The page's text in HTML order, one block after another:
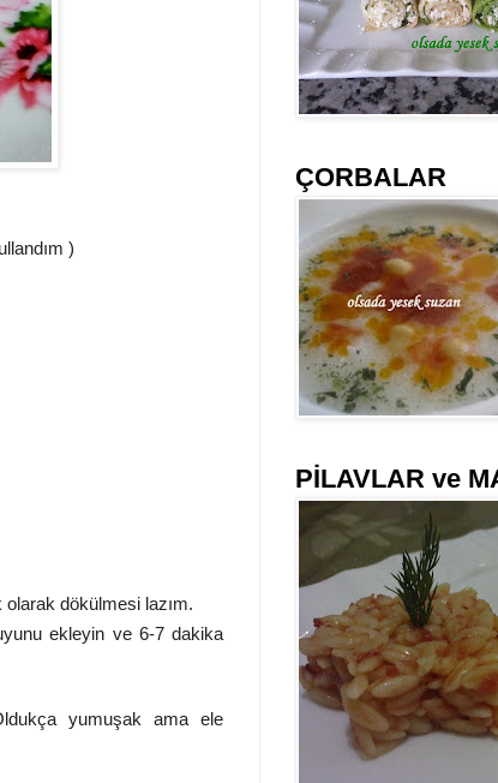
)
olarak dökülmesi lazım.
ekleyin ve 6-7 dakika
yumuşak ama ele
ÇORBALAR
PİLAVLAR ve